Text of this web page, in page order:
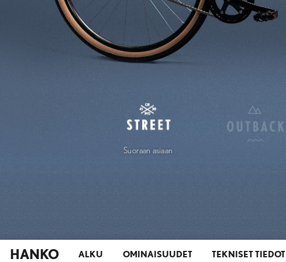
Suoraan asiaan
HANKO ALKU OMINAISUUDET TEKNISET TIEDOT